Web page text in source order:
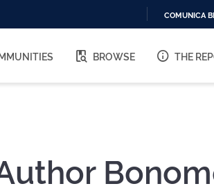
O
COMUNICA
BROWSE THE